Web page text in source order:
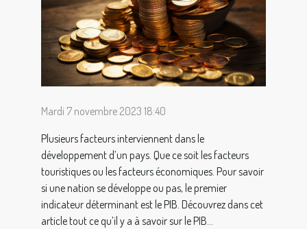
Mardi 7 novembre 2023 18:40
Plusieurs facteurs interviennent dans le
développement d’un pays. Que ce soit les facteurs
touristiques ou les facteurs économiques. Pour savoir
si une nation se développe ou pas, le premier
indicateur déterminant est le PIB. Découvrez dans cet
article tout ce qu’il y a à savoir sur le PIB...